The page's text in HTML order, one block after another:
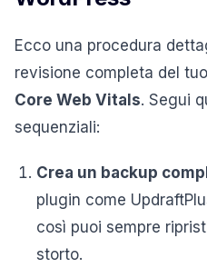
Ecco una procedura
revisione completa del
Core Web Vitals. Segui
sequenziali:
Crea un backup
plugin come
così puoi sempre
storto.